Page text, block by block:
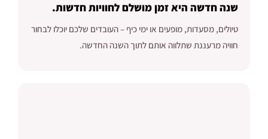
שנה חדשה היא זמן מושלם לחוויות חדשות.
טיולים, מסעדות, מופעים או ימי כיף – העובדים שלכם יוכלו לבחור
חוויה מרעננת שתלווה אותם לתוך השנה החדשה.